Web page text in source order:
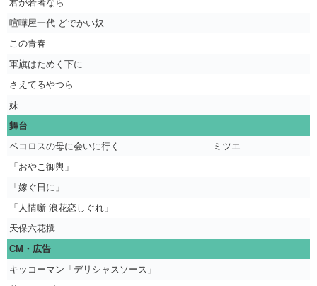
君が若者なら
喧嘩屋一代 どでかい奴
この青春
軍旗はためく下に
さえてるやつら
妹
舞台
ペコロスの母に会いに行く
ミツエ
「おやこ御輿」
「嫁ぐ日に」
「人情噺 浪花恋しぐれ」
天保六花撰
CM・広告
キッコーマン「デリシャスソース」